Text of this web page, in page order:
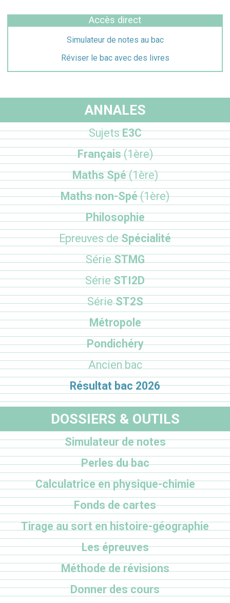
Accès direct
Simulateur de notes au bac
Réviser le bac avec des livres
ANNALES
SujetsE3C
Français(1ère)
Maths Spé(1ère)
Maths non-Spé(1ère)
Philosophie
Epreuves deSpécialité
SérieSTMG
SérieSTI2D
SérieST2S
Métropole
Pondichéry
Ancien bac
Résultat bac 2026
DOSSIERS & OUTILS
Simulateur de notes
Perles du bac
Calculatrice en physique-chimie
Fonds de cartes
Tirage au sort en histoire-géographie
Les épreuves
Méthode de révisions
Donner des cours